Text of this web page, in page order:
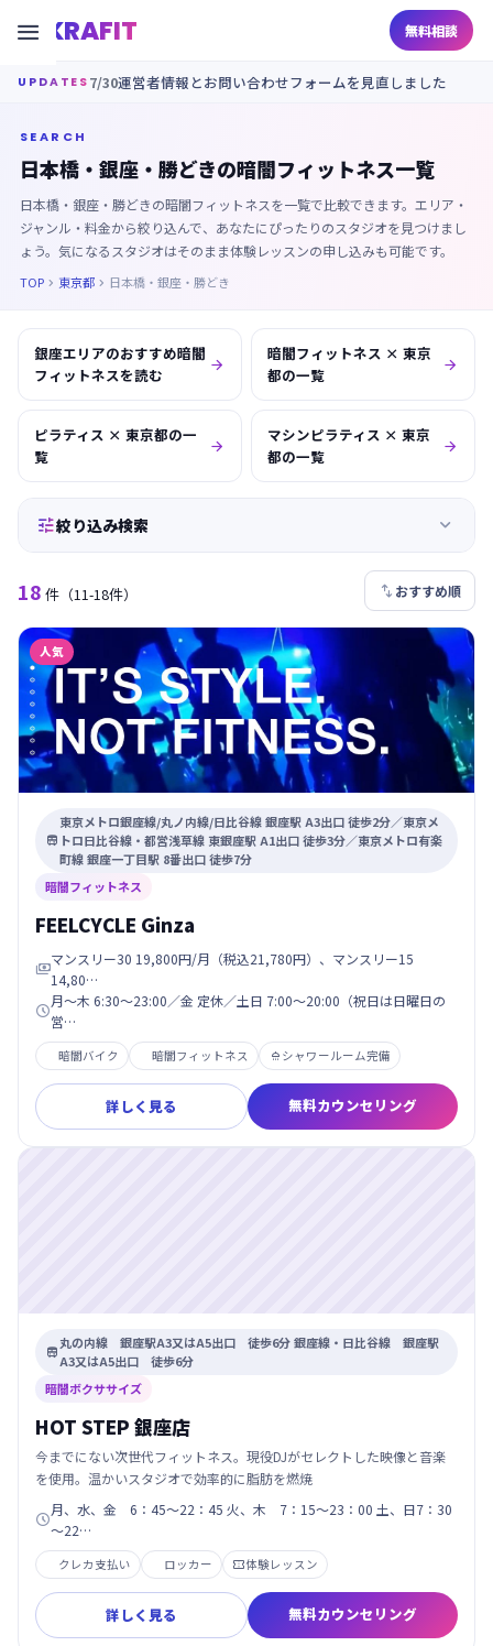
KRAFIT 無料相談

UPDATES 7/30運営者情報とお問い合わせフォームを見直しました
SEARCH
日本橋・銀座・勝どきの暗闇フィットネス一覧
日本橋・銀座・勝どきの暗闇フィットネスを一覧で比較できます。エリア・
ジャンル・料金から絞り込んで、あなたにぴったりのスタジオを見つけまし
ょう。気になるスタジオはそのまま体験レッスンの申し込みも可能です。
TOP  東京都  日本橋・銀座・勝どき
銀座エリアのおすすめ暗闇
フィットネスを読む

暗闇フィットネス × 東京
都の一覧

ピラティス × 東京都の一
覧

マシンピラティス × 東京
都の一覧

絞り込み検索 
18 件 （11-18件）  おすすめ順
人気

東京メトロ銀座線/丸ノ内線/日比谷線 銀座駅 A3出口 徒歩2分／東京メ
トロ日比谷線・都営浅草線 東銀座駅 A1出口 徒歩3分／東京メトロ有楽
町線 銀座一丁目駅 8番出口 徒歩7分
暗闇フィットネス
FEELCYCLE Ginza

マンスリー30 19,800円/月（税込21,780円）、マンスリー15
14,80…

月～木 6:30～23:00／金 定休／土日 7:00～20:00（祝日は日曜日の
営…
暗闇バイク 暗闇フィットネス  シャワールーム完備
詳しく見る 無料カウンセリング

丸の内線 銀座駅A3又はA5出口 徒歩6分 銀座線・日比谷線 銀座駅
A3又はA5出口 徒歩6分
暗闇ボクササイズ
HOT STEP 銀座店
今までにない次世代フィットネス。現役DJがセレクトした映像と音楽
を使用。温かいスタジオで効率的に脂肪を燃焼

月、水、金 6：45～22：45 火、木 7：15～23：00 土、日7：30
～22…
クレカ支払い ロッカー 体験レッスン
詳しく見る 無料カウンセリング